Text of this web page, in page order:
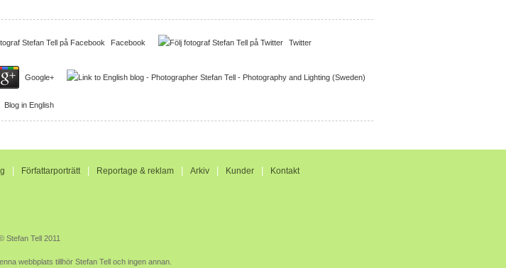
Facebook Twitter
Google+
Blog in English
Författarporträtt Reportage & reklam Arkiv Kunder Kontakt
Stefan Tell 2011
webbplats tillhör Stefan Tell och ingen annan.